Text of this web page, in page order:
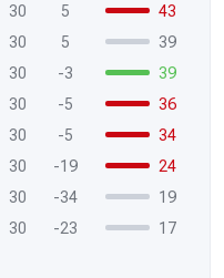
30 5
43
30 5
39
30 -3
39
30 -5
36
30 -5
34
30 -19
24
30 -34
19
30 -23 17